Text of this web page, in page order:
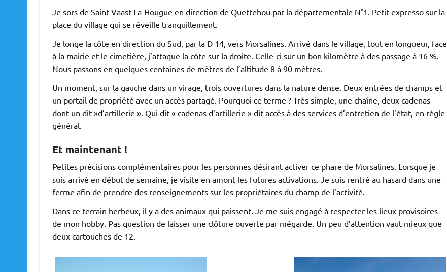
Je sors de Saint-Vaast-La-Hougue en direction de Quettehou par la départementale N°1. Petit expresso sur la
place du village qui se réveille tranquillement.
Je longe la côte en direction du Sud, par la D 14, vers Morsalines. Arrivé dans le village, tout en longueur, face
à la mairie et le cimetière, j’attaque la côte sur la droite. Celle-ci sur un bon kilomètre à des passage à 16 %.
Nous passons en quelques centaines de mètres de l’altitude 8 à 90 mètres.
Un moment, sur la gauche dans un virage, trois ouvertures dans la nature dense. Deux entrées de champs et
un portail de propriété avec un accès partagé. Pourquoi ce terme ? Très simple, une chaîne, deux cadenas
dont un dit »d’artillerie ». Qui dit « cadenas d’artillerie » dit accès à des services d’entretien de l’état, en règle
général.
Et maintenant !
Petites précisions complémentaires pour les personnes désirant activer ce phare de Morsalines. Lorsque je
suis arrivé en début de semaine, je visite en amont les futures activations. Je suis rentré au hasard dans une
ferme afin de prendre des renseignements sur les propriétaires du champ de l’activité.
Dans ce terrain herbeux, il y a des animaux qui paissent. Je me suis engagé à respecter les lieux provisoires
de mon hobby. Pas question de laisser une clôture ouverte par mégarde. Un peu d’attention vaut mieux que
deux cartouches de 12.